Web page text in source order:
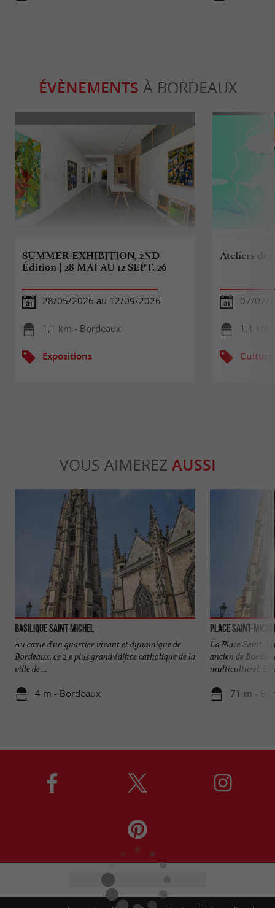
ÉVÈNEMENTS À BORDEAUX
SUMMER EXHIBITION, 2ND
Édition | 28 MAI AU 12 SEPT. 26
28/05/2026 au 12/09/2026
1,1 km - Bordeaux
Expositions
Ateliers des
07/07/
1,1 km
Culture
VOUS AIMEREZ AUSSI
Basilique Saint Michel
Au cœur d’un quartier vivant et dynamique de
Bordeaux, ce 2 e plus grand édifice catholique de la
ville de ...
4 m - Bordeaux
Place Saint-
La Place Saint-
ancien de
multiculturel.
71 m -